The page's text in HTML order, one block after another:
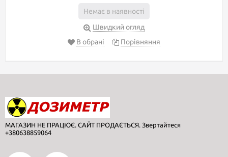
Немає в наявності
Швидкий огляд
В обрані
Порівняння
МАГАЗИН НЕ ПРАЦЮЄ. САЙТ ПРОДАЄТЬСЯ. Звертайтеся
+380638859064